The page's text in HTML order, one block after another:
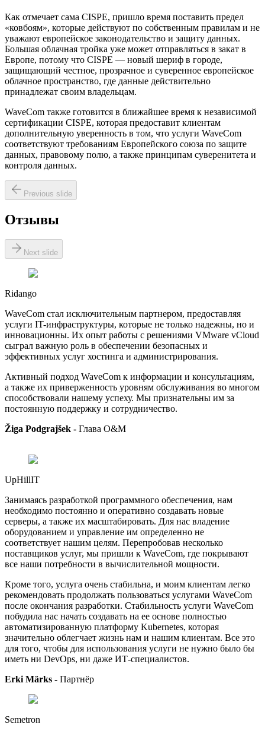
Как отмечает сама CISPE, пришло время поставить предел
«ковбоям», которые действуют по собственным правилам и не
уважают европейское законодательство и защиту данных.
Большая облачная тройка уже может отправляться в закат в
Европе, потому что CISPE — новый шериф в городе,
защищающий честное, прозрачное и суверенное европейское
облачное пространство, где данные действительно
принадлежат своим владельцам.
WaveCom также готовится в ближайшее время к независимой
сертификации CISPE, которая предоставит клиентам
дополнительную уверенность в том, что услуги WaveCom
соответствуют требованиям Европейского союза по защите
данных, правовому полю, а также принципам суверенитета и
контроля данных.
Previous slide
Отзывы
Next slide
Ridango
WaveCom стал исключительным партнером, предоставляя
услуги IT-инфраструктуры, которые не только надежны, но и
инновационны. Их опыт работы с решениями VMware vCloud
сыграл важную роль в обеспечении безопасных и
эффективных услуг хостинга и администрирования.
Активный подход WaveCom к информации и консультациям,
а также их приверженность уровням обслуживания во многом
способствовали нашему успеху. Мы признательны им за
постоянную поддержку и сотрудничество.
Žiga Podgrajšek - Глава O&M
UpHillIT
Занимаясь разработкой программного обеспечения, нам
необходимо постоянно и оперативно создавать новые
серверы, а также их масштабировать. Для нас владение
оборудованием и управление им определенно не
соответствует нашим целям. Перепробовав несколько
поставщиков услуг, мы пришли к WaveCom, где покрывают
все наши потребности в вычислительной мощности.
Кроме того, услуга очень стабильна, и моим клиентам легко
рекомендовать продолжать пользоваться услугами WaveСom
после окончания разработки. Стабильность услуги WaveCom
побудила нас начать создавать на ее основе полностью
автоматизированную платформу Kubernetes, которая
значительно облегчает жизнь нам и нашим клиентам. Все это
для того, чтобы для использования услуги не нужно было бы
иметь ни DevOps, ни даже ИТ-специалистов.
Erki Märks - Партнёр
Semetron